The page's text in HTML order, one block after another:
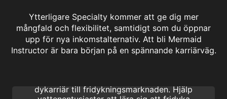
Ytterligare Specialty kommer att ge dig mer
mångfald och flexibilitet, samtidigt som du öppnar
upp för nya inkomstalternativ. Att bli Mermaid
Instructor är bara början på en spännande karriärväg.
Basic Freediving Instructor
dykarriär till fridykningsmarknaden. Hjälp